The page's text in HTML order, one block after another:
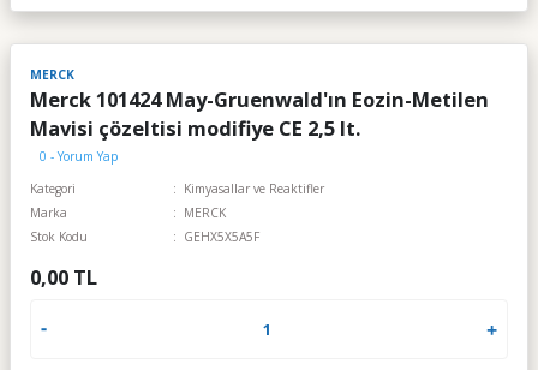
MERCK
Merck 101424 May-Gruenwald'ın Eozin-Metilen
Mavisi çözeltisi modifiye CE 2,5 lt.
0 - Yorum Yap
Kategori
Kimyasallar ve Reaktifler
Marka
MERCK
Stok Kodu
GEHX5X5A5F
0,00 TL